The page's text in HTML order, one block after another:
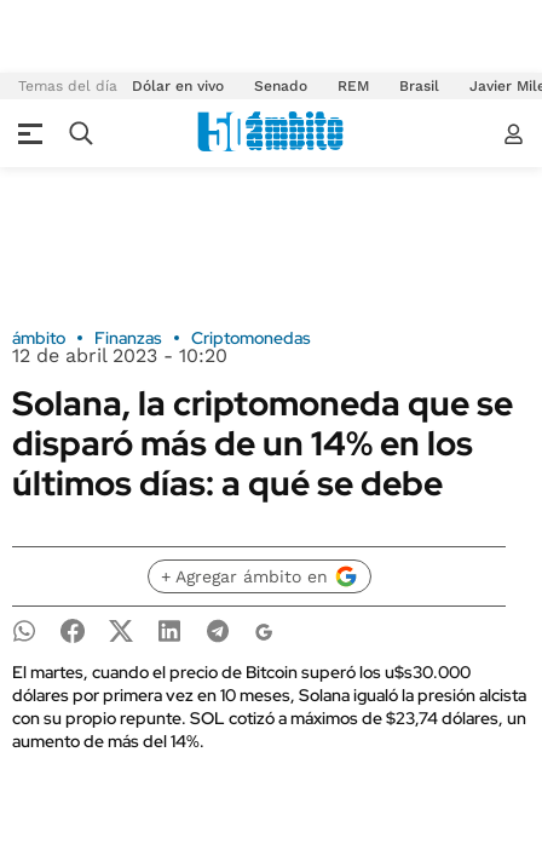
Temas del día Dólar en vivo Senado REM Brasil Javier
ámbito Finanzas Criptomonedas
12 de abril 2023 - 10:20
Solana, la criptomoneda que se
disparó más de un 14% en los
últimos días: a qué se debe
+ Agregar ámbito en
El martes, cuando el precio de Bitcoin superó los u$s30.000
dólares por primera vez en 10 meses, Solana igualó la presión alcista
con su propio repunte. SOL cotizó a máximos de $23,74 dólares, un
aumento de más del 14%.